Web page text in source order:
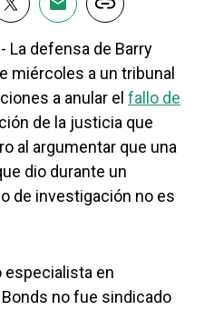
La defensa de Barry
miércoles a un tribunal
a anular el fallo de
de la justicia que
al argumentar que una
dio durante un
de investigación no es
especialista en
no fue sindicado